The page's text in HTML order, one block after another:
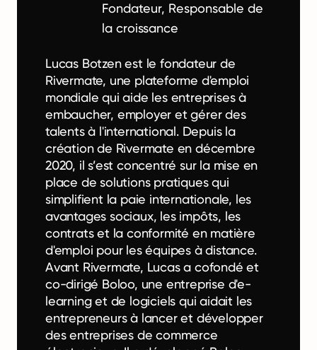
Fondateur, Responsable de
la croissance
Lucas Botzen est le fondateur de
Rivermate, une plateforme d'emploi
mondiale qui aide les entreprises à
embaucher, employer et gérer des
talents à l'international. Depuis la
création de Rivermate en décembre
2020, il s’est concentré sur la mise en
place de solutions pratiques qui
simplifient la paie internationale, les
avantages sociaux, les impôts, les
contrats et la conformité en matière
d'emploi pour les équipes à distance.
Avant Rivermate, Lucas a cofondé et
co-dirigé Boloo, une entreprise d'e-
learning et de logiciels qui aidait les
entrepreneurs à lancer et développer
des entreprises de commerce